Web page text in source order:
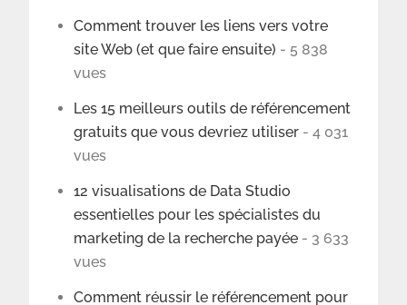
Comment trouver les liens vers votre
site Web (et que faire ensuite) - 5 838
vues
Les 15 meilleurs outils de référencement
gratuits que vous devriez utiliser - 4 031
vues
12 visualisations de Data Studio
essentielles pour les spécialistes du
marketing de la recherche payée - 3 633
vues
Comment réussir le référencement pour